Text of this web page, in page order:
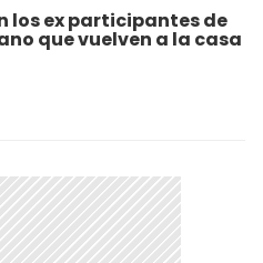
los ex participantes de
que vuelven a la casa